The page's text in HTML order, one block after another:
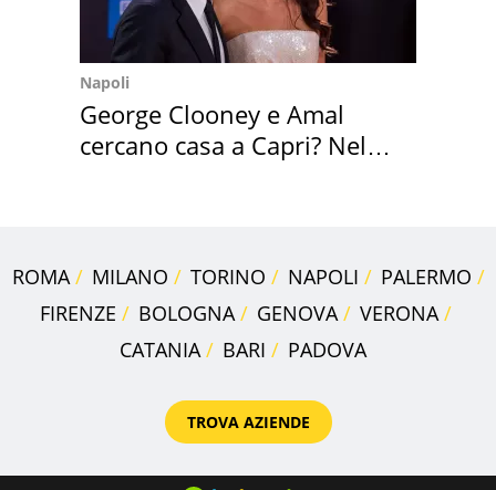
Napoli
George Clooney e Amal
cercano casa a Capri? Nel
ROMA MILANO TORINO NAPOLI
PALERMO
FIRENZE
BOLOGNA GENOVA
VERONA
CATANIA
BARI PADOVA
TROVA AZIENDE